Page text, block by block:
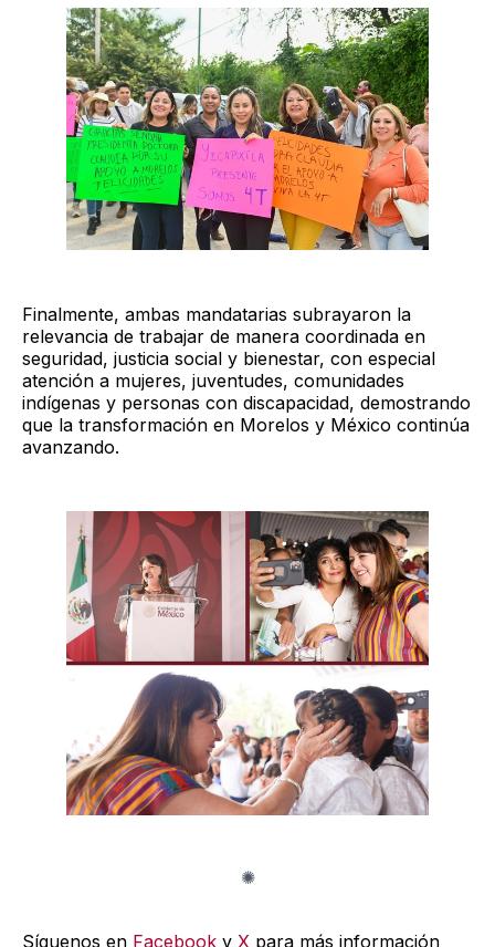
Finalmente, ambas mandatarias subrayaron la
relevancia de trabajar de manera coordinada en
seguridad, justicia social y bienestar, con especial
atención a mujeres, juventudes, comunidades
indígenas y personas con discapacidad, demostrando
que la transformación en Morelos y México continúa
avanzando.
Síguenos en Facebook y X para más información